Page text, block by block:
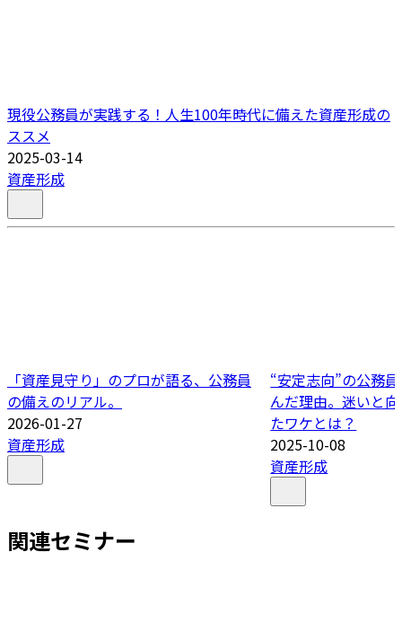
現役公務員が実践する！人生100年時代に備えた資産形成の
ススメ
2025-03-14
資産形成
「資産見守り」のプロが語る、公務員
の備えのリアル。
2026-01-27
資産形成
“安定志向”の公務
んだ理由。迷いと
たワケとは？
2025-10-08
資産形成
関連セミナー